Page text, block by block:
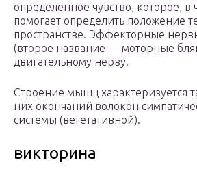
определенное чувство, которое, в
помогает определить положение
пространстве. Эффекторные
(второе название — моторные
двигательному нерву.
Строение мышц характеризуется
них окончаний волокон
системы (вегетативной).
викторина